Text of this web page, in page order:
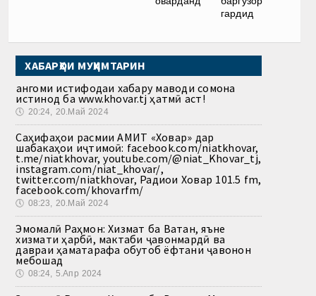
гардид
ХАБАРҲОИ МУҲИМТАРИН
Ҳангоми истифодаи хабару маводи сомона
истинод ба www.khovar.tj ҳатмӣ аст!
🕔 20:24, 20.Май 2024
Саҳифаҳои расмии АМИТ «Ховар» дар
шабакаҳои иҷтимоӣ: facebook.com/niatkhovar,
t.me/niatkhovar, youtube.com/@niat_Khovar_tj,
instagram.com/niat_khovar/,
twitter.com/niatkhovar, Радиои Ховар 101.5 fm,
facebook.com/khovarfm/
🕔 08:23, 20.Май 2024
Эмомалӣ Раҳмон: Хизмат ба Ватан, яъне
хизмати ҳарбӣ, мактаби ҷавонмардӣ ва
давраи ҳаматарафа обутоб ёфтани ҷавонон
мебошад
🕔 08:24, 5.Апр 2024